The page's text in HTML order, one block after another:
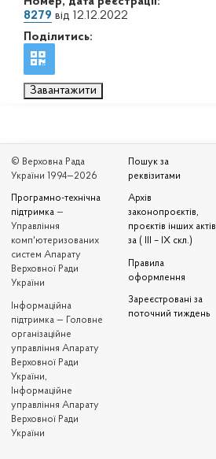
8279 від 12.12.2022
Поділитись:
Завантажити
© Верховна Рада
України 1994—2026
Програмно-технічна
підтримка —
Управління
комп'ютеризованих
систем Апарату
Верховної Ради
України
Iнформаційна
підтримка — Головне
організаційне
управління Апарату
Верховної Ради
України,
Інформаційне
управління Апарату
Верховної Ради
України
Пошук за
реквізитами
Архів
законопроєктів,
проєктів інших актів
за ( III – IX скл.)
Правила
оформлення
Зареєстровані за
поточний тиждень